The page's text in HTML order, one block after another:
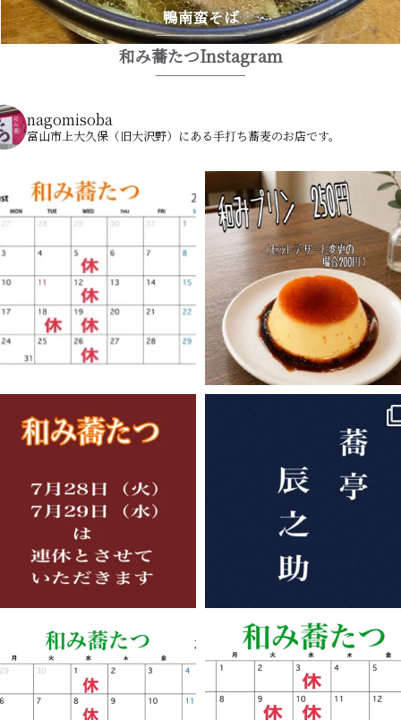
鴨南蛮そば
和み蕎たつInstagram
nagomisoba
富山市上大久保（旧大沢野）にある手打ち蕎麦のお店です。